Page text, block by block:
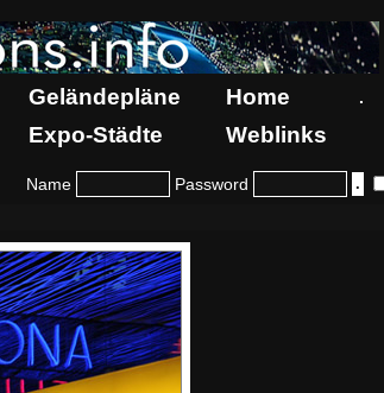
Geländepläne Home .
Expo-Städte Weblinks
Name Password